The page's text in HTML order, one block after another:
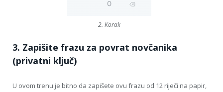
2. Korak
3. Zapišite frazu za povrat novčanika
(privatni ključ)
U ovom trenu je bitno da zapišete ovu frazu od 12 riječi na papir,